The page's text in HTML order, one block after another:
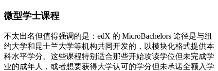
微型学士课程
不太出名但值得强调的是：edX 的 MicroBachelors 途径是与纽
约大学和昆士兰大学等机构共同开发的，以模块化格式提供本
科水平学分。这些课程特别适合那些开始攻读学位但未完成学
业的成年人，或者想要获得大学认可的学分但未承诺全额入学